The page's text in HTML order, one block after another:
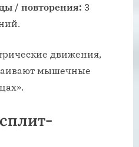
/ повторения: 3
движения,
мышечные